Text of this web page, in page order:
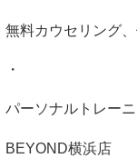
無料カウセリング
・
パーソナルトレー
BEYOND横浜店